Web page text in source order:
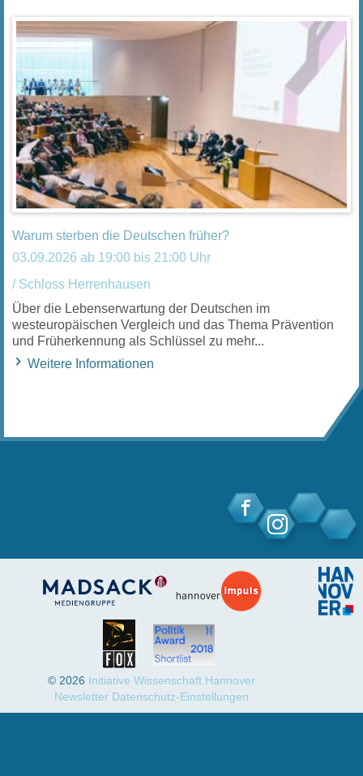
Warum sterben die Deutschen früher?
03.09.2026 ab 19:00 bis 21:00 Uhr
/ Schloss Herrenhausen
Über die Lebenserwartung der Deutschen im
westeuropäischen Vergleich und das Thema Prävention
und Früherkennung als Schlüssel zu mehr...
Weitere Informationen
© 2026 Initiative Wissenschaft Hannover
Newsletter Datenschutz-Einstellungen